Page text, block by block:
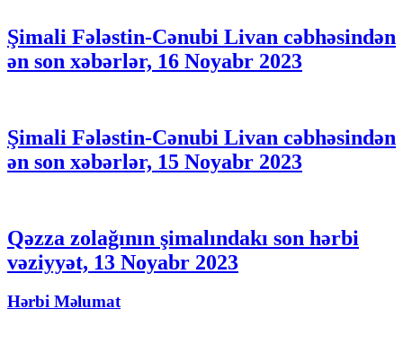
Şimali Fələstin-Cənubi Livan cəbhəsindən
ən son xəbərlər, 16 Noyabr 2023
Şimali Fələstin-Cənubi Livan cəbhəsindən
ən son xəbərlər, 15 Noyabr 2023
Qəzza zolağının şimalındakı son hərbi
vəziyyət, 13 Noyabr 2023
Hərbi Məlumat